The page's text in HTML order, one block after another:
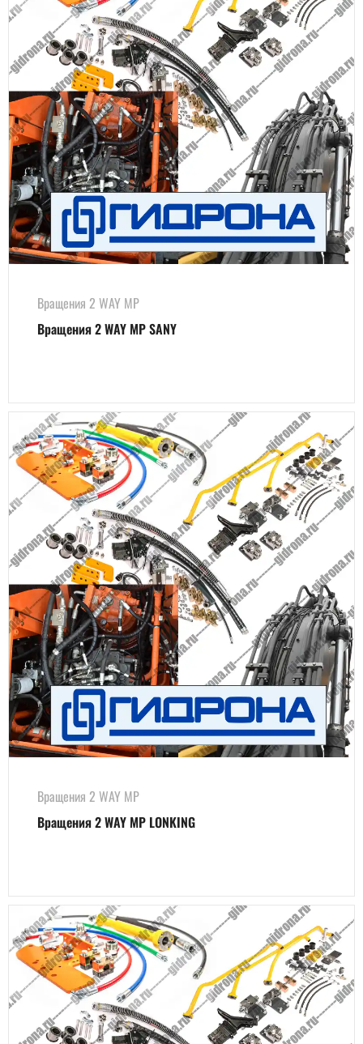
Вращения 2 WAY MP
Вращения 2 WAY MP SANY
Вращения 2 WAY MP
Вращения 2 WAY MP LONKING